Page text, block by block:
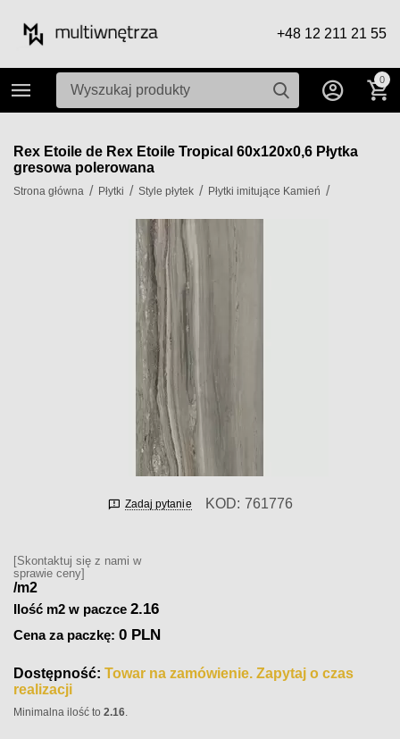
+48 12 211 21 55
0
Rex Etoile de Rex Etoile Tropical 60x120x0,6 Płytka
gresowa polerowana
Strona główna / Płytki / Style płytek / Płytki imitujące Kamień /
Zadaj pytanie KOD: 761776
[Skontaktuj się z nami w
sprawie ceny]
/m2
Ilość m2 w paczce 2.16
Cena za paczkę:0 PLN
Dostępność: Towar na zamówienie. Zapytaj o czas
realizacji
Minimalna ilość to2.16.